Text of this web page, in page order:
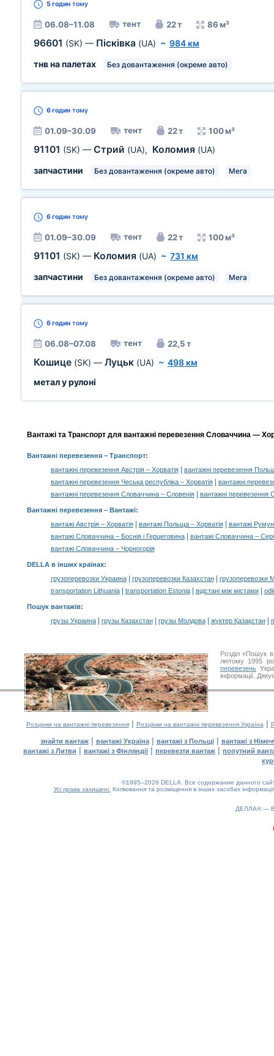
5 годин тому
06.08–11.08 тент 22 т 86 м³
96601 (SK) — Пісківка (UA) ~ 984 км
тнв на палетах
Без довантаження (окреме авто)
6 годин тому
01.09–30.09 тент 22 т 100 м³
91101 (SK) — Стрий (UA), Коломия (UA)
запчастини
Без довантаження (окреме авто) Мега
6 годин тому
01.09–30.09 тент 22 т 100 м³
91101 (SK) — Коломия (UA) ~ 731 км
запчастини
Без довантаження (окреме авто) Мега
6 годин тому
06.08–07.08 тент 22,5 т
Кошице (SK) — Луцьк (UA) ~ 498 км
метал у рулоні
Вантажі та Транспорт для вантажні перевезення Словаччина —
Вантажні перевезення– Транспорт:
вантажні перевезення Австрія – Хорватія|
вантажні перевезення
вантажні перевезення Чеська республіка – Хорватія|
вантажні
вантажні перевезення Словаччина – Словенія| вантажні перевезення
Вантажні перевезення – Вантажі:
вантажі Австрія – Хорватія| вантажі Польща – Хорватія|
вантажі
вантажі Словаччина – Боснія і Герцеговина|
вантажі Словаччина –
вантажі Словаччина – Чорногорія
DELLA в інших країнах:
грузоперевозки Украина| грузоперевозки Казахстан|
грузоперевозки
transportation Lithuania| transportation Estonia| відстані між містами|
Пошук вантажів:
грузы Украина| грузы Казахстан| грузы Молдова| жүктер Қазақстан|
Розділ «Пошук
лютому 1995
перевезень
інформації.
Розцінки на вантажні перевезення| Розцінки на вантажні перевезення Україна |
знайти вантаж| вантажі Україна| вантажі з Польщі| вантажі з
вантажі з Литви | вантажі з Фінляндії| перевезти вантаж | попутний
©1995–2026 DELLA. Все содержание данного
Усі права захищені. Копіювання та розміщення в інших засобах
ДЕЛЛА® —